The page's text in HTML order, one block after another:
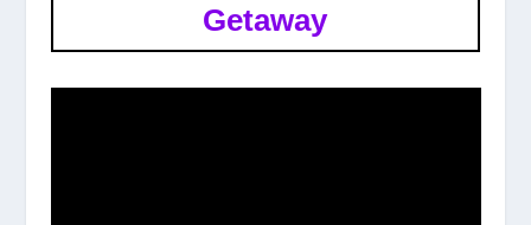
Getaway